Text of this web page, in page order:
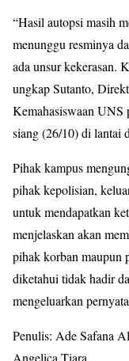
“Hasil autopsi masih
menunggu resminya
ada unsur kekerasan.
ungkap Sutanto,
Kemahasiswaan UNS
siang (26/10) di lantai
Pihak kampus
pihak kepolisian,
untuk mendapatkan
menjelaskan akan
pihak korban maupun
diketahui tidak hadir
mengeluarkan
Penulis: Ade Safana
Angelica Tiara